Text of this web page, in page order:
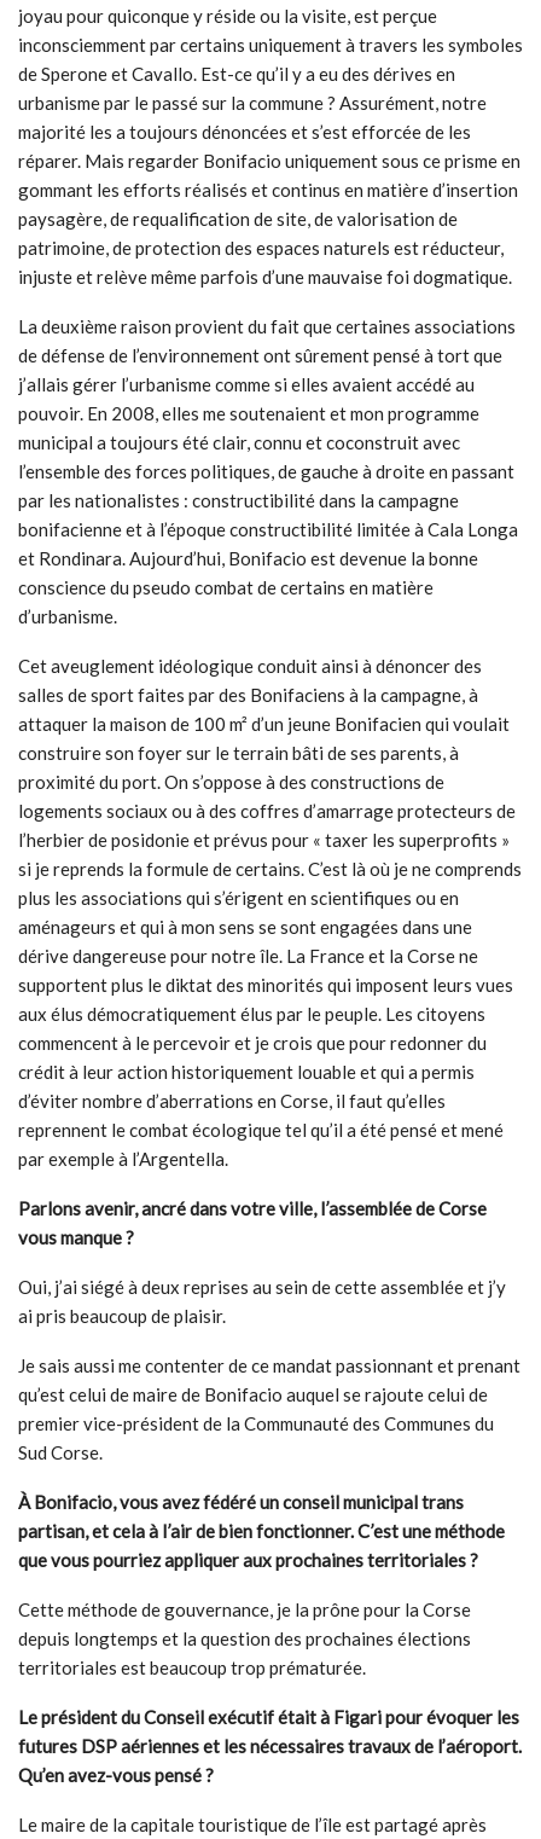
joyau pour quiconque y réside ou la visite, est perçue
inconsciemment par certains uniquement à travers les symboles
de Sperone et Cavallo. Est-ce qu’il y a eu des dérives en
urbanisme par le passé sur la commune ? Assurément, notre
majorité les a toujours dénoncées et s’est efforcée de les
réparer. Mais regarder Bonifacio uniquement sous ce prisme en
gommant les efforts réalisés et continus en matière d’insertion
paysagère, de requalification de site, de valorisation de
patrimoine, de protection des espaces naturels est réducteur,
injuste et relève même parfois d’une mauvaise foi dogmatique.
La deuxième raison provient du fait que certaines associations
de défense de l’environnement ont sûrement pensé à tort que
j’allais gérer l’urbanisme comme si elles avaient accédé au
pouvoir. En 2008, elles me soutenaient et mon programme
municipal a toujours été clair, connu et coconstruit avec
l’ensemble des forces politiques, de gauche à droite en passant
par les nationalistes : constructibilité dans la campagne
bonifacienne et à l’époque constructibilité limitée à Cala Longa
et Rondinara. Aujourd’hui, Bonifacio est devenue la bonne
conscience du pseudo combat de certains en matière
d’urbanisme.
Cet aveuglement idéologique conduit ainsi à dénoncer des
salles de sport faites par des Bonifaciens à la campagne, à
attaquer la maison de 100 m² d’un jeune Bonifacien qui voulait
construire son foyer sur le terrain bâti de ses parents, à
proximité du port. On s’oppose à des constructions de
logements sociaux ou à des coffres d’amarrage protecteurs de
l’herbier de posidonie et prévus pour « taxer les superprofits »
si je reprends la formule de certains. C’est là où je ne comprends
plus les associations qui s’érigent en scientifiques ou en
aménageurs et qui à mon sens se sont engagées dans une
dérive dangereuse pour notre île. La France et la Corse ne
supportent plus le diktat des minorités qui imposent leurs vues
aux élus démocratiquement élus par le peuple. Les citoyens
commencent à le percevoir et je crois que pour redonner du
crédit à leur action historiquement louable et qui a permis
d’éviter nombre d’aberrations en Corse, il faut qu’elles
reprennent le combat écologique tel qu’il a été pensé et mené
par exemple à l’Argentella.
Parlons avenir, ancré dans votre ville, l’assemblée de Corse
vous manque?
Oui, j’ai siégé à deux reprises au sein de cette assemblée et j’y
ai pris beaucoup de plaisir.
Je sais aussi me contenter de ce mandat passionnant et prenant
qu’est celui de maire de Bonifacio auquel se rajoute celui de
premier vice-président de la Communauté des Communes du
Sud Corse.
À Bonifacio, vous avez fédéré un conseil municipal trans
partisan, et cela à l’air de bien fonctionner. C’est une méthode
que vous pourriez appliquer aux prochaines territoriales?
Cette méthode de gouvernance, je la prône pour la Corse
depuis longtemps et la question des prochaines élections
territoriales est beaucoup trop prématurée.
Le président du Conseil exécutif était à Figari pour évoquer les
futures DSP aériennes et les nécessaires travaux de l’aéroport.
Qu’en avez-vous pensé ?
Le maire de la capitale touristique de l’île est partagé après